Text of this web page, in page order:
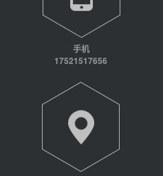
手机
17521517656